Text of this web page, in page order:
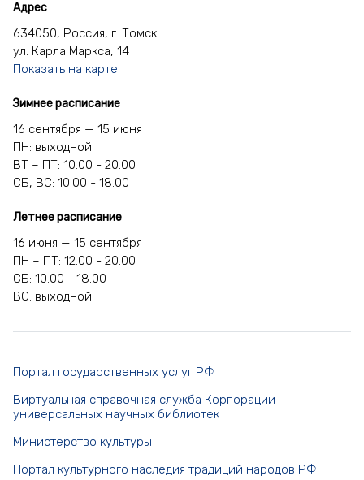
Адрес
634050, Россия, г. Томск
ул. Карла Маркса, 14
Показать на карте
Зимнее расписание
16 сентября — 15 июня
ПН: выходной
ВТ – ПТ: 10.00 - 20.00
СБ, ВС: 10.00 - 18.00
Летнее расписание
16 июня — 15 сентября
ПН – ПТ: 12.00 - 20.00
СБ: 10.00 - 18.00
ВС: выходной
Портал государственных услуг РФ
Виртуальная справочная служба Корпорации
универсальных научных библиотек
Министерство культуры
Портал культурного наследия традиций народов РФ